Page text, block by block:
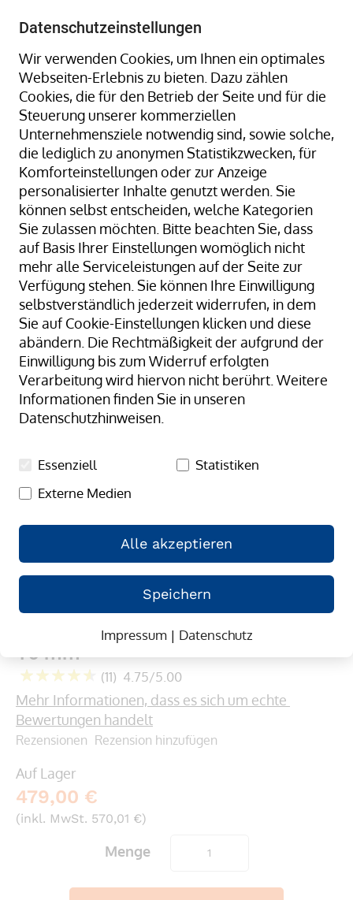
Datenschutzeinstellungen
Wir verwenden Cookies, um Ihnen ein optimales
Webseiten-Erlebnis zu bieten. Dazu zählen
Cookies, die für den Betrieb der Seite und für die
Steuerung unserer kommerziellen
Unternehmensziele notwendig sind, sowie solche,
die lediglich zu anonymen Statistikzwecken, für
Komforteinstellungen oder zur Anzeige
personalisierter Inhalte genutzt werden. Sie
können selbst entscheiden, welche Kategorien
Sie zulassen möchten. Bitte beachten Sie, dass
auf Basis Ihrer Einstellungen womöglich nicht
mehr alle Serviceleistungen auf der Seite zur
Verfügung stehen. Sie können Ihre Einwilligung
selbstverständlich jederzeit widerrufen, in dem
Sie auf Cookie-Einstellungen klicken und diese
abändern. Die Rechtmäßigkeit der aufgrund der
Einwilligung bis zum Widerruf erfolgten
Verarbeitung wird hiervon nicht berührt. Weitere
Informationen finden Sie in unseren
Datenschutzhinweisen.
Essenziell
Statistiken
Externe Medien
Alle akzeptieren
Speichern
Impressum| Datenschutz
Home
Umreifungsband + Umreifungs-Sets
Umreifungs-Sets
COMPOTEX®- Umreifungssystem 16 mm
Zum
Ende
der
Bildergalerie
springen
Zum
der
Bildergalerie
springen
16 mm
95
% of100
(11) 4.75/5.00
Mehr Informationen, dass es sich um echte
Bewertungen handelt
Rezensionen Rezension hinzufügen
Auf Lager
479,00 €
(inkl. MwSt. 570,01 €)
Menge